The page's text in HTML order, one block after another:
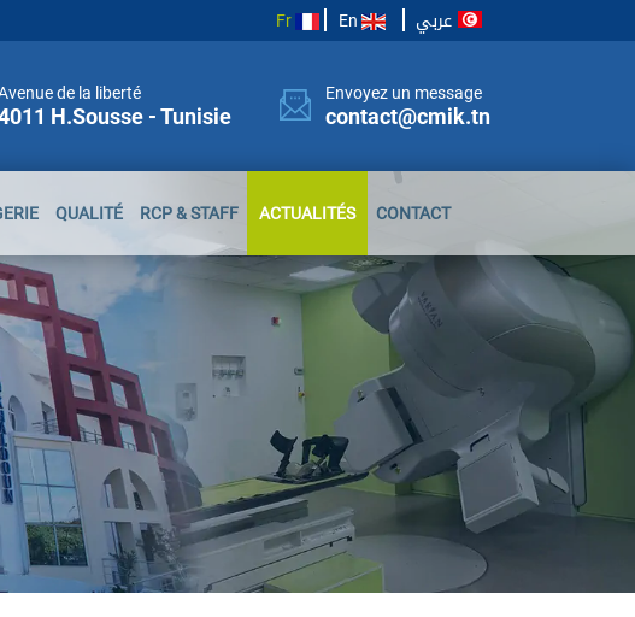
Fr En
de la liberté
H.Sousse - Tunisie
Envoyez un message
contact@cmik.tn
QUALITÉ RCP & STAFF ACTUALITÉS CONTACT